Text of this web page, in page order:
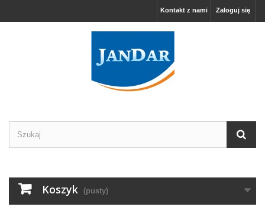
Zaloguj się
Kontakt z nami
Koszyk (pusty)